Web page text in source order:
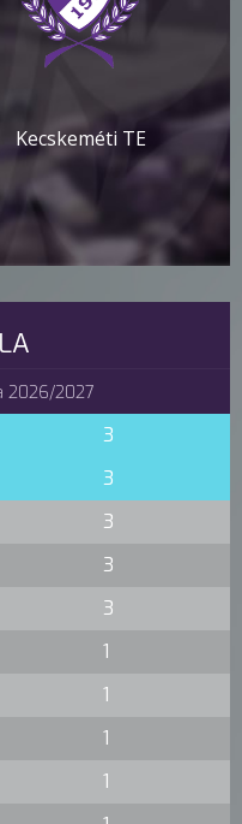
Kecskeméti TE
2026/2027
3
3
3
3
3
1
1
1
1